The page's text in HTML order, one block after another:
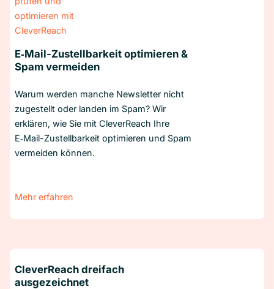
E‑Mail-Zustellbarkeit optimieren &
Spam vermeiden
Warum werden manche Newsletter nicht
zugestellt oder landen im Spam? Wir
erklären, wie Sie mit CleverReach Ihre
E‑Mail-Zustellbarkeit optimieren und Spam
vermeiden können.
Mehr erfahren
CleverReach dreifach
ausgezeichnet